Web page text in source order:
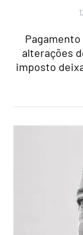
alterações
imposto